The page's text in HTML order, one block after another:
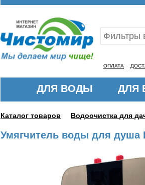
ОПЛАТА
ДЛЯ ВОДЫ ДЛЯ
Каталог товаров Водоочистка для
Умягчитель воды для душа